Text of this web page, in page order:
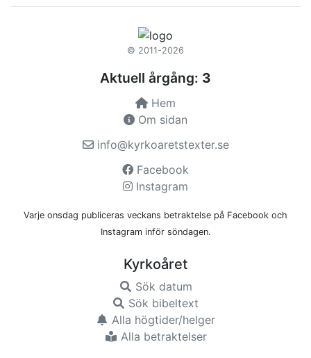
© 2011-2026
Aktuell årgång: 3
Hem
Om sidan
info@kyrkoaretstexter.se
Facebook
Instagram
Varje onsdag publiceras veckans betraktelse på Facebook och
Instagram inför söndagen.
Kyrkoåret
Sök datum
Sök bibeltext
Alla högtider/helger
Alla betraktelser